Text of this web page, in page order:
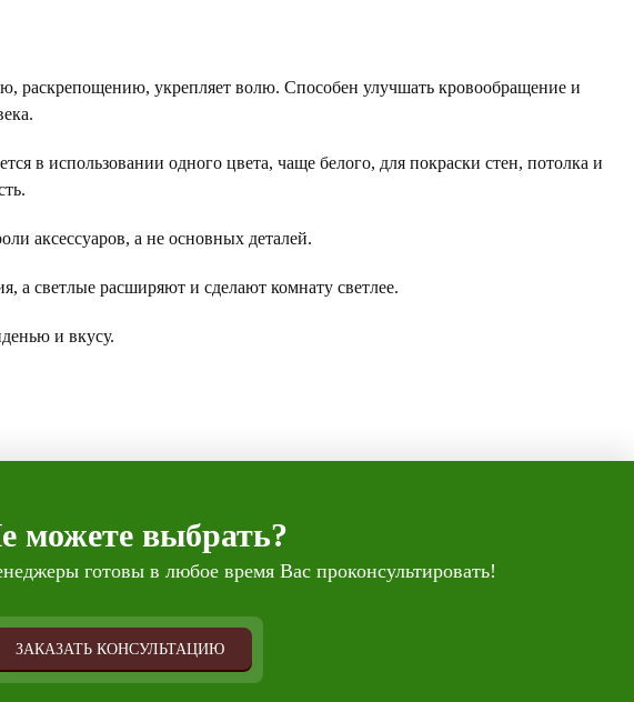
раскрепощению, укрепляет волю. Способен улучшать кровообращение и
в использовании одного цвета, чаще белого, для покраски стен, потолка и
аксессуаров, а не основных деталей.
а светлые расширяют и сделают комнату светлее.
и вкусу.
можете выбрать?
готовы в любое время Вас проконсультировать!
ЗАКАЗАТЬ КОНСУЛЬТАЦИЮ